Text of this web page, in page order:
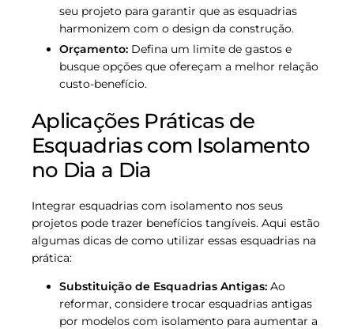
seu projeto para garantir que as esquadrias
harmonizem com o design da construção.
Orçamento: Defina um limite de gastos e
busque opções que ofereçam a melhor relação
custo-benefício.
Aplicações Práticas de
Esquadrias com Isolamento
no Dia a Dia
Integrar esquadrias com isolamento nos seus
projetos pode trazer benefícios tangíveis. Aqui estão
algumas dicas de como utilizar essas esquadrias na
prática:
Substituição de Esquadrias Antigas: Ao
reformar, considere trocar esquadrias antigas
por modelos com isolamento para aumentar a